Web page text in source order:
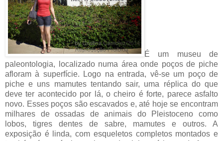
É um museu de
paleontologia, localizado numa área onde poços de piche
afloram à superfície. Logo na entrada, vê-se um poço de
piche e uns mamutes tentando sair, uma réplica do que
deve ter acontecido por lá, o cheiro é forte, parece asfalto
novo. Esses poços são escavados e, até hoje se encontram
milhares de ossadas de animais do Pleistoceno como
lobos, tigres dentes de sabre, mamutes e outros. A
exposição é linda, com esqueletos completos montados e